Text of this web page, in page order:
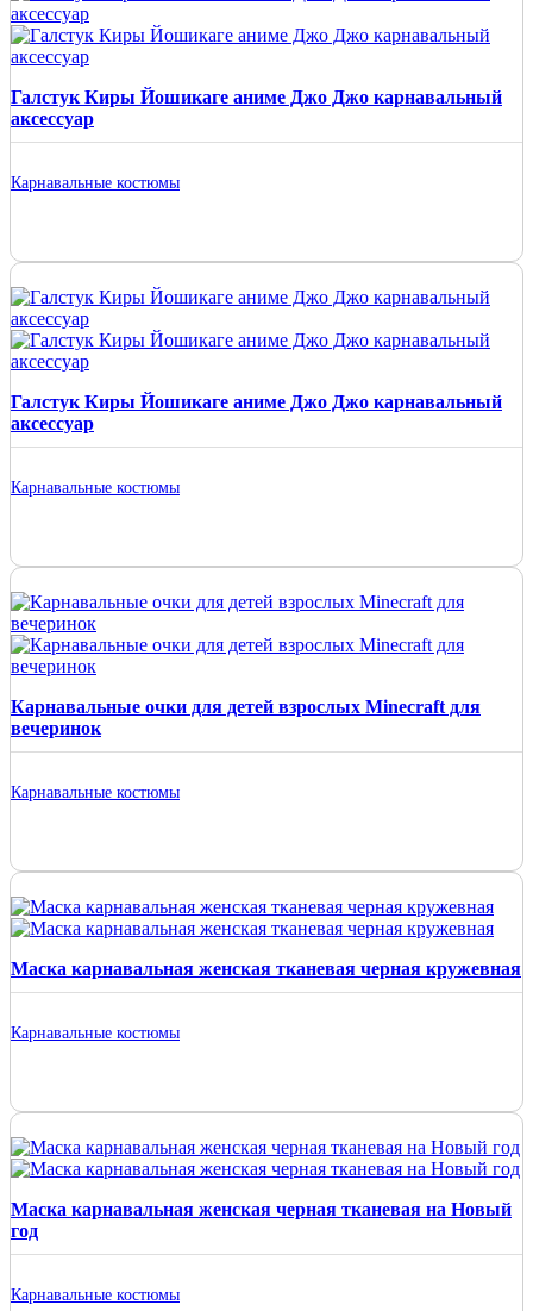
Галстук Киры Йошикаге аниме Джо Джо карнавальный
аксессуар
Карнавальные костюмы
Галстук Киры Йошикаге аниме Джо Джо карнавальный
аксессуар
Карнавальные костюмы
Карнавальные очки для детей взрослых Minecraft для
вечеринок
Карнавальные костюмы
Маска карнавальная женская тканевая черная кружевная
Карнавальные костюмы
Маска карнавальная женская черная тканевая на Новый
год
Карнавальные костюмы